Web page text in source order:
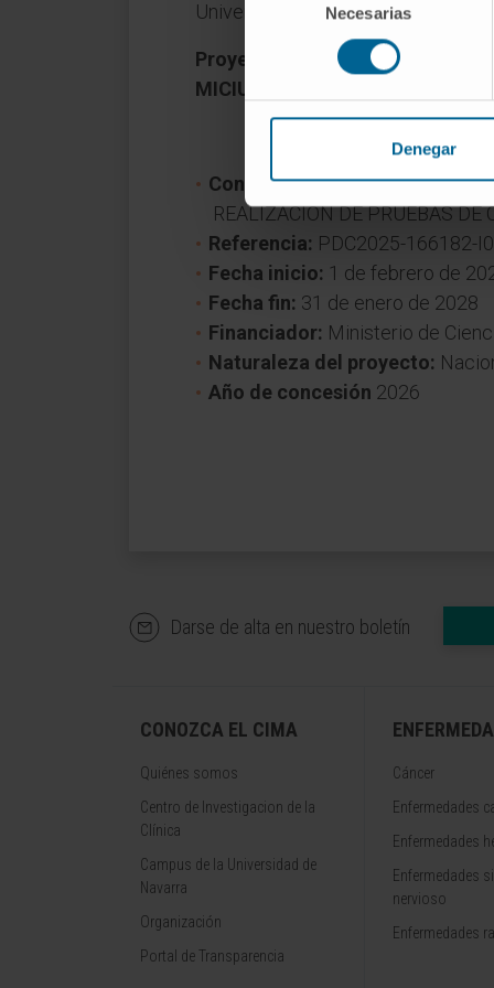
consentimiento
Necesarias
Denegar
Universidad de Navarra.
Proyecto PDC2025-166182-I00
MICIU/AEI/10.13039/
Convocatoria:FIMA 2025 MCIU
REALIZACIÓN DE PRUEBAS DE
Referencia: PDC2025-166182-
Fecha inicio: 1 de febrero de
Fecha fin: 31 de enero de 2028
Financiador: Ministerio de
Naturaleza del proyecto:
Año de concesión 2026
Darse de alta en nuestro boletín
CONOZCA EL CIMA
Quiénes somos
Centro de Investigacion de la
Clínica
Campus de la Universidad de
Navarra
Organización
Portal de Transparencia
Cáncer
Enfermedades
Enfermedades
Enfermedades
nervioso
Enfermedades